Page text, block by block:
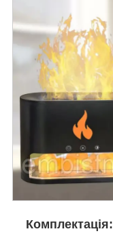
Комплектація: